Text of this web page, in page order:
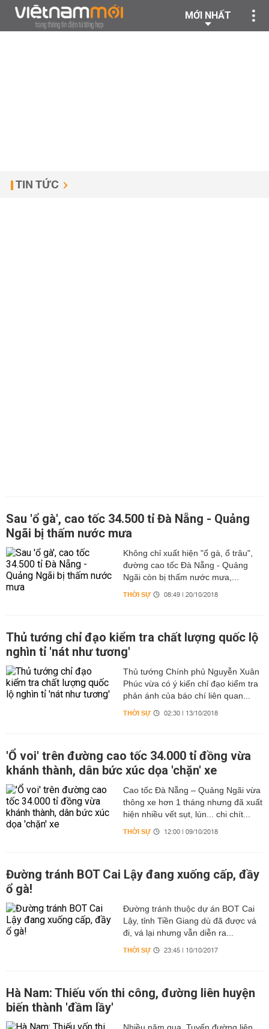
MỚI NHẤT
TIN TỨC
Sau 'ổ gà', cao tốc 34.500 tỉ Đà Nẵng - Quảng
Ngãi bị thấm nước mưa
Không chỉ xuất hiện "ổ gà, ổ trâu",
đường cao tốc Đà Nẵng - Quảng
Ngãi còn bị thấm nước mưa,...
THỜI SỰ 08:49 | 20/10/2018
Thủ tướng chỉ đạo kiểm tra chất lượng quốc lộ
nghìn tỉ 'nát như tương'
Thủ tướng Chính phủ Nguyễn Xuân
Phúc vừa có ý kiến chỉ đạo kiểm tra
phản ánh của báo chí liên quan...
THỜI SỰ 02:30 | 13/10/2018
'Ổ voi' trên đường cao tốc 34.000 tỉ đồng vừa
khánh thành, dân bức xúc dọa 'chặn' xe
Cao tốc Đà Nẵng – Quảng Ngãi vừa
thông xe hơn 1 tháng nhưng đã xuất
hiện nhiều vết sụt, lún... chi chít...
THỜI SỰ 12:00 | 09/10/2018
Đường tránh BOT Cai Lậy đang xuống cấp, đầy
ổ gà!
Đường tránh thuộc dự án BOT Cai
Lậy, tỉnh Tiền Giang dù đã được vá
đi, vá lại nhưng vẫn diễn ra...
THỜI SỰ 23:45 | 10/10/2017
Hà Nam: Thiếu vốn thi công, đường liên huyện
biến thành 'đầm lầy'